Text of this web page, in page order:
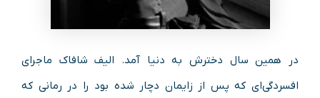
در همین سال دخترش به دنیا آمد. الیف شافاک ماجرای
افسردگی‌ای که پس از زایمان دچار شده بود را در رمانی که